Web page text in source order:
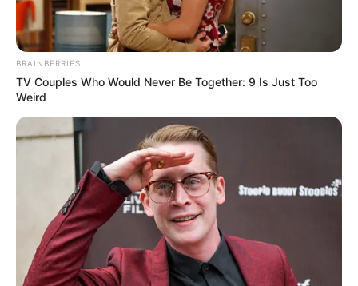
BRAINBERRIES
TV Couples Who Would Never Be Together: 9 Is Just Too
Weird